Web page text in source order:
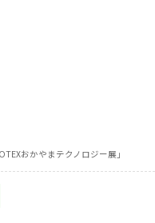
おかやまテクノロジー展」